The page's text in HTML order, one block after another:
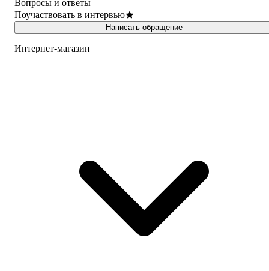
Вопросы и ответы
Поучаствовать в интервью
Написать обращение
Интернет-магазин